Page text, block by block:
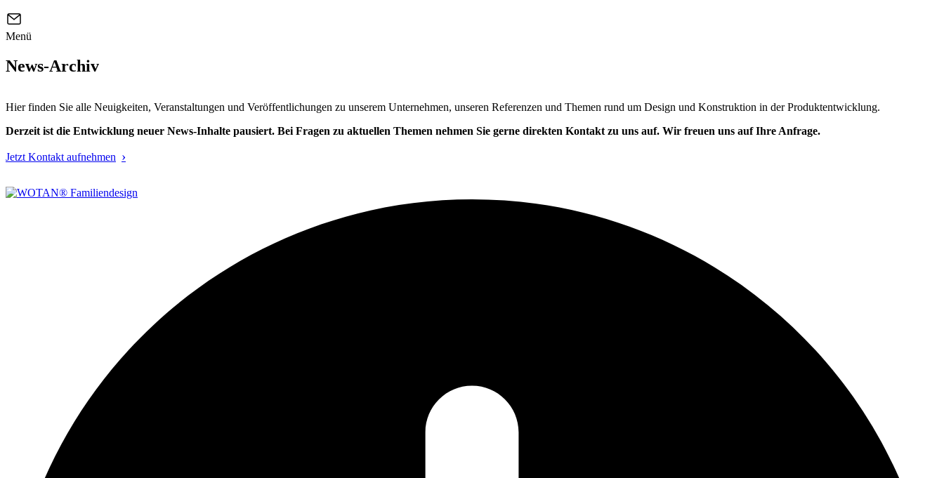
Menü
News-Archiv
Hier finden Sie alle Neuigkeiten, Veranstaltungen und Veröffentlichungen zu unserem Unternehmen, unseren Referenzen und Themen rund um Design und Konstruktion in der Produktentwicklung.
Derzeit ist die Entwicklung neuer News-Inhalte pausiert. Bei Fragen zu aktuellen Themen nehmen Sie gerne direkten Kontakt zu uns auf. Wir freuen uns auf Ihre Anfrage.
Jetzt Kontakt aufnehmen